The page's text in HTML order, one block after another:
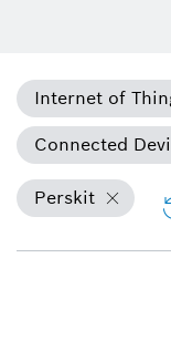
Internet of
Connected
Perskit